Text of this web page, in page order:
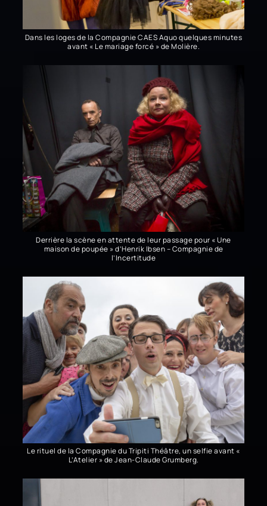
Dans les loges de la Compagnie CAES Aquo quelques minutes
avant « Le mariage forcé » de Molière.
Derrière la scène en attente de leur passage pour « Une
maison de poupée » d’Henrik Ibsen – Compagnie de
l’Incertitude
Le rituel de la Compagnie du Tripiti Théâtre, un selfie avant «
L’Atelier » de Jean-Claude Grumberg.